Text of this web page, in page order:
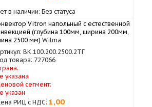
в наличии: Без статуса
Vitron напольный с естественной
(глубина 100мм, ширина 200мм,
2500 мм) Wilma
ВК.100.200.2500.2ТГ
товара: 727066
указана
сегмент:
указан
РИЦ с НДС: 1,00